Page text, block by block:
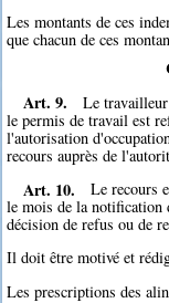
Les montants de ces
que chacun de ces
Art. 9.
Le
le permis de travail est
l'autorisation
recours auprès de
Art. 10.
Le recours
le mois de la notification
décision de refus ou de
Il doit être motivé et
Les prescriptions des